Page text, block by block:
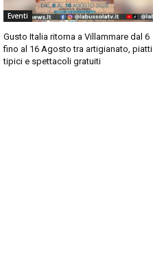
Eventi
Gusto Italia ritorna a Villammare dal 6
fino al 16 Agosto tra artigianato, piatti
tipici e spettacoli gratuiti